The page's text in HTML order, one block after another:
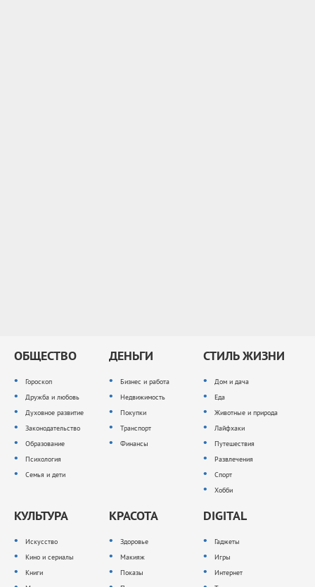
ОБЩЕСТВО
Гороскоп
Дружба и любовь
Духовное развитие
Законодательство
Образование
Психология
Семья и дети
ДЕНЬГИ
Бизнес и работа
Недвижимость
Покупки
Транспорт
Финансы
СТИЛЬ ЖИЗНИ
Дом и дача
Еда
Животные и природа
Лайфхаки
Путешествия
Развлечения
Спорт
Хобби
КУЛЬТУРА
Искусство
Кино и сериалы
Книги
КРАСОТА
Здоровье
Макияж
Показы
DIGITAL
Гаджеты
Игры
Интернет